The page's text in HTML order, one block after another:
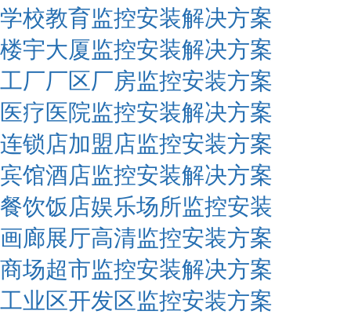
学校教育监控安装解决方案
楼宇大厦监控安装解决方案
工厂厂区厂房监控安装方案
医疗医院监控安装解决方案
连锁店加盟店监控安装方案
宾馆酒店监控安装解决方案
餐饮饭店娱乐场所监控安装
画廊展厅高清监控安装方案
商场超市监控安装解决方案
工业区开发区监控安装方案